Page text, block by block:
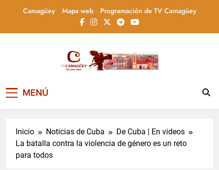
Camagüey Mapa web Programación de TV Camagüey
Televisión Camagüey,
Cuba
informa, educa y entretiene con contenidos
la actualidad nacional
MENÚ
Inicio Noticias de Cuba
De Cuba | En videos
La batalla contra la violencia de género es un reto
para todos